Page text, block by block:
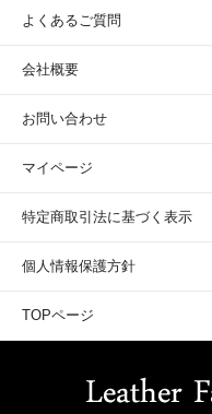
よくあるご質問
会社概要
お問い合わせ
マイページ
特定商取引法に基づく表示
個人情報保護方針
TOPページ